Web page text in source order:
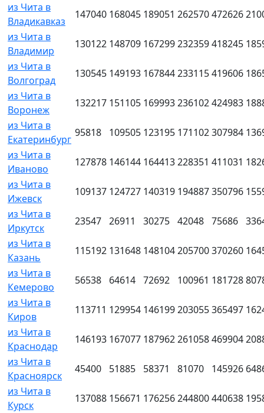
из Чита в
Владикавказ
147040 168045 189051 262570472626
из Чита в
Владимир
130122 148709 167299232359418245
из Чита в
Волгоград
130545 149193 167844233115419606
из Чита в
Воронеж
132217 151105 169993236102424983
из Чита в
Екатеринбург
95818 109505 123195 171102307984
из Чита в
Иваново
127878 146144 164413228351 411031
из Чита в
Ижевск
109137 124727 140319 194887350796
из Чита в
Иркутск
23547 26911 30275 42048 75686
из Чита в
Казань
115192 131648 148104205700370260
из Чита в
Кемерово
56538 64614 72692 100961 181728
из Чита в
Киров
113711 129954 146199203055365497
из Чита в
Краснодар
146193 167077 187962261058469904
из Чита в
Красноярск
45400 51885 58371 81070 145926
из Чита в
Курск
137088 156671 176256244800440638